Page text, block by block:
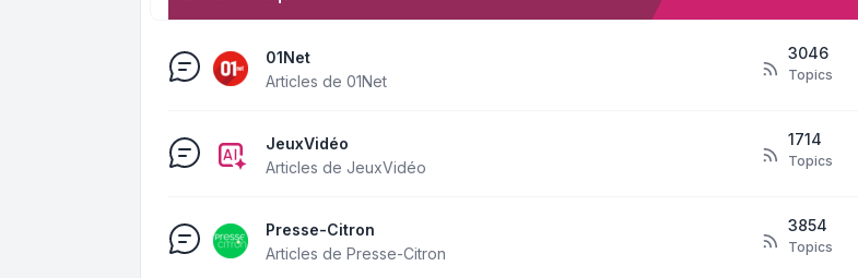
01Net
Articles de 01Net
3046
Topics
JeuxVidéo
Articles de JeuxVidéo
1714
Topics
Presse-Citron
Articles de Presse-Citron
3854
Topics